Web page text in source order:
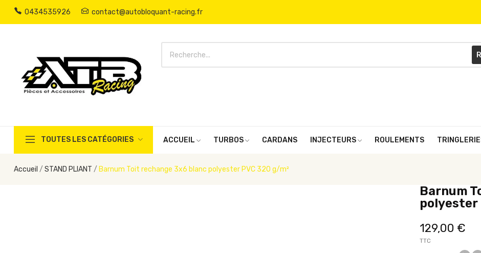
0434535926 contact@autobloquant-racing.fr
TOUTES LES CATÉGORIES ACCUEIL TURBOS CARDANS INJECTEURS ROULEMENTS
Accueil STAND PLIANT Barnum Toit rechange 3x6 blanc polyester PVC 320 g/m²
Barnum
polyester
129,00 €
TTC